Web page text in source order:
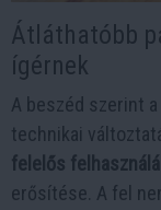
Átláthatóbb
ígérnek
A beszéd szerint
technikai
felelős
erősítése. A fel